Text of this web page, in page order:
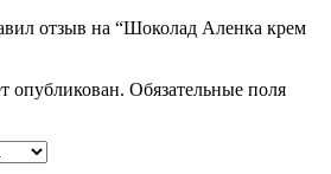
отзыв на “Шоколад Аленка крем
опубликован. Обязательные поля